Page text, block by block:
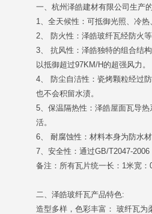
一、杭州泽皓建材有限公司生产
1、全天候性：可抵御光照、冷
2、 防火性：泽皓玻纤瓦经防火
3、 抗风性：泽皓独特的组合结
以抵御超过97KM/H的超强风力。
4、 防尘自洁性：瓷烤颗粒经过
也不会积留水渍。
5、保温隔热性：泽皓屋面瓦导
活。
6、 耐腐蚀性：材料本身为防水
7、安全性：通过GB/T2047-
备注：所有瓦片统一长：1米宽
二、 泽皓玻纤瓦产品特色:
造型多样，色彩丰富： 玻纤瓦为